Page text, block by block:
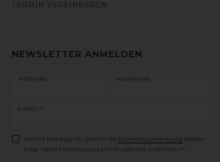
TERMIN VEREINBAREN
NEWSLETTER ANMELDEN
VORNAME NACHNAME
E-MAIL **
Newsletter
Hiermit bestätige ich, dass ich die Daten­schutz­erklärung gelesen
habe. Meine Einwilligung kann ich jederzeit widerrufen.**